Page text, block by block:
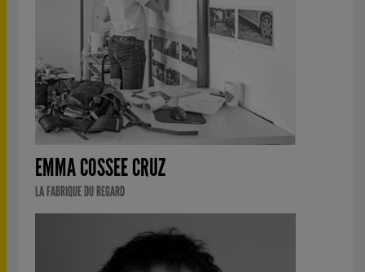
EMMA COSSEE CRUZ
LA FABRIQUE DU REGARD